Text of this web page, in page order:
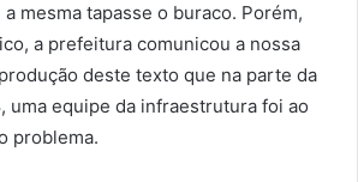
mesma tapasse o buraco. Porém,
a prefeitura comunicou a nossa
deste texto que na parte da
uma equipe da infraestrutura foi ao
problema.